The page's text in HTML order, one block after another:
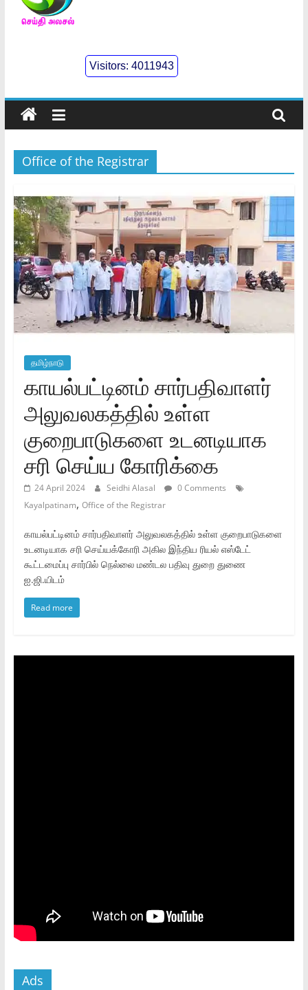
செய்திஅலசல்
Seidhialasal
Tamil
Online
NewsPaper
Visitors:4011943
Office of the Registrar
தமிழ்நாடு
காயல்பட்டினம் சார்பதிவாளர்
அலுவலகத்தில் உள்ள
குறைபாடுகளை உடனடியாக
சரி செய்ய கோரிக்கை
24 April 2024 Seidhi Alasal
0 Comments
Kayalpatinam, Office of the Registrar
காயல்பட்டினம் சார்பதிவாளர் அலுவலகத்தில் உள்ள குறைபாடுகளை
உடனடியாக சரி செய்யக்கோரி அகில இந்திய ரியல் எஸ்டேட்
கூட்டமைப்பு சார்பில் நெல்லை மண்டல பதிவு துறை துணை
ஐ.ஜி.யிடம்
Read more
Ads